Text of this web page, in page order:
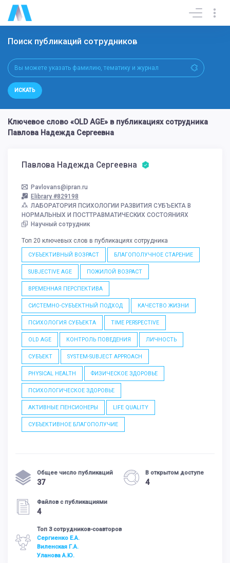
Поиск публикаций сотрудников
ИСКАТЬ
Ключевое слово «OLD AGE» в публикациях сотрудника
Павлова Надежда Сергеевна
Павлова Надежда Сергеевна
Pavlovans@ipran.ru
Elibrary #829198
ЛАБОРАТОРИЯ ПСИХОЛОГИИ РАЗВИТИЯ СУБЪЕКТА В
НОРМАЛЬНЫХ И ПОСТТРАВМАТИЧЕСКИХ СОСТОЯНИЯХ
Научный сотрудник
Топ 20 ключевых слов в публикациях сотрудника
СУБЪЕКТИВНЫЙ ВОЗРАСТ БЛАГОПОЛУЧНОЕ СТАРЕНИЕ
SUBJECTIVE AGE ПОЖИЛОЙ ВОЗРАСТ
ВРЕМЕННАЯ ПЕРСПЕКТИВА
СИСТЕМНО-СУБЪЕКТНЫЙ ПОДХОД КАЧЕСТВО ЖИЗНИ
ПСИХОЛОГИЯ СУБЪЕКТА TIME PERSPECTIVE
OLD AGE КОНТРОЛЬ ПОВЕДЕНИЯ ЛИЧНОСТЬ
СУБЪЕКТ SYSTEM-SUBJECT APPROACH
PHYSICAL HEALTH ФИЗИЧЕСКОЕ ЗДОРОВЬЕ
ПСИХОЛОГИЧЕСКОЕ ЗДОРОВЬЕ
АКТИВНЫЕ ПЕНСИОНЕРЫ LIFE QUALITY
СУБЪЕКТИВНОЕ БЛАГОПОЛУЧИЕ
Общее число публикаций
37
В открытом доступе
4
Файлов с публикациями
4
Топ 3 сотрудников-соавторов
Сергиенко Е.А.
Виленская Г.А.
Уланова А.Ю.